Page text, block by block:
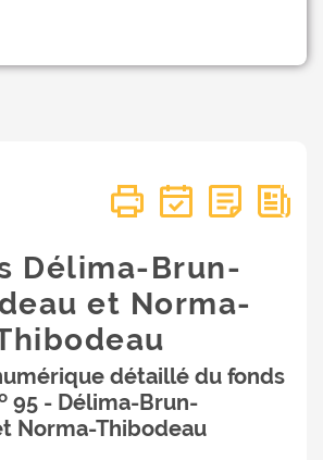
Délima-Brun-
et Norma-
détaillé du fonds
95 - Délima-Brun-
Norma-Thibodeau